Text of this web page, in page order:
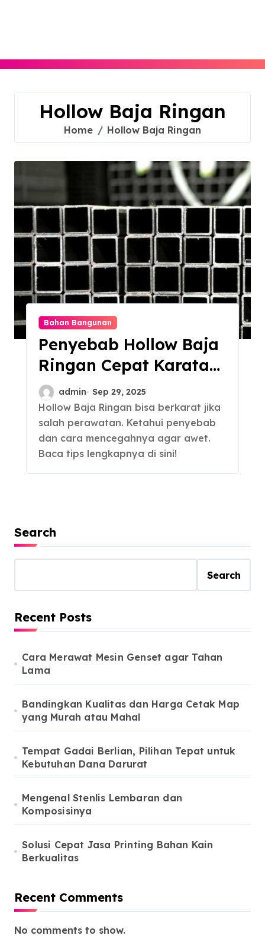
Hollow Baja Ringan
Home Hollow Baja Ringan
Bahan Bangunan
Penyebab Hollow Baja
Ringan Cepat Karatan
dan Cara
Mengatasinya
admin Sep 29, 2025
Hollow Baja Ringan bisa berkarat jika
salah perawatan. Ketahui penyebab
dan cara mencegahnya agar awet.
Baca tips lengkapnya di sini!
Search
Search
Recent Posts
Cara Merawat Mesin Genset agar Tahan
Lama
Bandingkan Kualitas dan Harga Cetak Map
yang Murah atau Mahal
Tempat Gadai Berlian, Pilihan Tepat untuk
Kebutuhan Dana Darurat
Mengenal Stenlis Lembaran dan
Komposisinya
Solusi Cepat Jasa Printing Bahan Kain
Berkualitas
Recent Comments
No comments to show.